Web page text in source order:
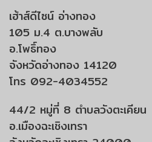
เฮ้าส์ดีไซน์ อ่างทอง
105 ม.4 ต.บางพลับ
อ.โพธิ์ทอง
จังหวัดอ่างทอง 14120
โทร 092-4034552
44/2 หมู่ที่ 8 ตำบลวังตะเคียน
อ.เมืองฉะเชิงเทรา